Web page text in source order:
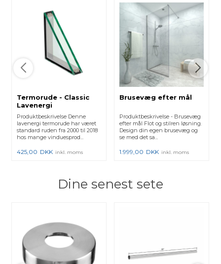
Termorude - Classic
Lavenergi
Produktbeskrivelse Denne
lavenergi termorude har været
standard ruden fra 2000 til 2018
hos mange vinduesprod...
425,00 DKK inkl. moms
Brusevæg efter mål
Produktbeskrivelse - Brusevæg
efter mål Flot og stilren løsning.
Design din egen brusevæg og
se med det sa...
1.999,00 DKK inkl. moms
Dine senest sete